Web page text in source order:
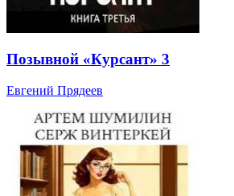
Позывной «Курсант» 3
Евгений Прядеев